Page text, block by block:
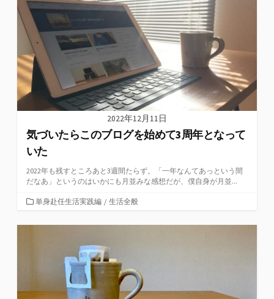
2022年12月11日
気づいたらこのブログを始めて3周年となって
いた
2022年も残すところあと3週間たらず。「一年なんてあっという間
だなあ」というのはいかにも月並みな感想だが、僕自身が月並...
カ
ゴ
単身赴任生活実践編 / 生活全般